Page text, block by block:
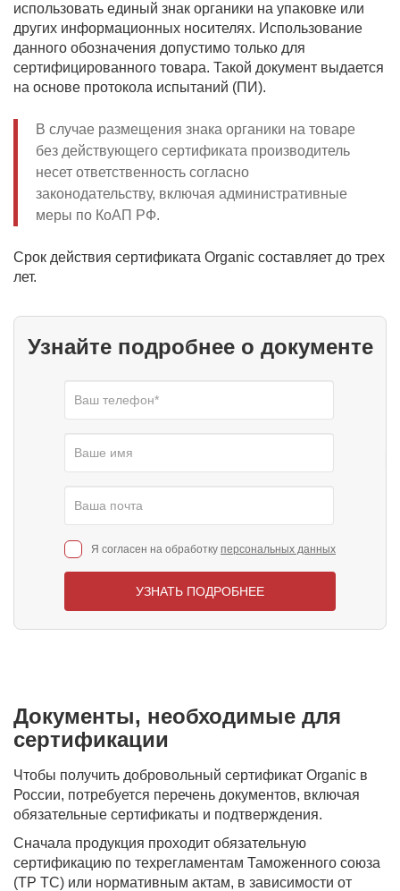
использовать единый знак органики на упаковке или
других информационных носителях. Использование
данного обозначения допустимо только для
сертифицированного товара. Такой документ выдается
на основе протокола испытаний (ПИ).
В случае размещения знака органики на товаре
без действующего сертификата производитель
несет ответственность согласно
законодательству, включая административные
меры по КоАП РФ.
Срок действия сертификата Organic составляет до трех
лет.
Узнайте подробнее о документе
Я согласен на обработку персональных данных
УЗНАТЬ ПОДРОБНЕЕ
Документы, необходимые для
сертификации
Чтобы получить добровольный сертификат Organic в
России, потребуется перечень документов, включая
обязательные сертификаты и подтверждения.
Сначала продукция проходит обязательную
сертификацию по техрегламентам Таможенного союза
(ТР ТС) или нормативным актам, в зависимости от